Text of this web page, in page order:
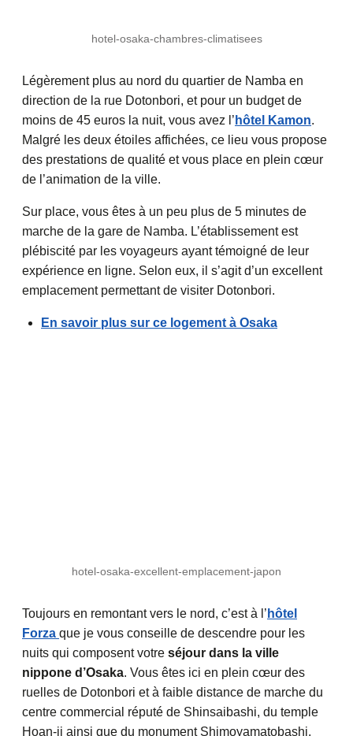
hotel-osaka-chambres-climatisees
Légèrement plus au nord du quartier de Namba en
direction de la rue Dotonbori, et pour un budget de
moins de 45 euros la nuit, vous avez l’ hôtel Kamon.
Malgré les deux étoiles affichées, ce lieu vous propose
des prestations de qualité et vous place en plein cœur
de l’animation de la ville.
Sur place, vous êtes à un peu plus de 5 minutes de
marche de la gare de Namba. L’établissement est
plébiscité par les voyageurs ayant témoigné de leur
expérience en ligne. Selon eux, il s’agit d’un excellent
emplacement permettant de visiter Dotonbori.
En savoir plus sur ce logement à Osaka
hotel-osaka-excellent-emplacement-japon
Toujours en remontant vers le nord, c’est à l’ hôtel
Forza que je vous conseille de descendre pour les
nuits qui composent votre séjour dans la ville
nippone d’Osaka. Vous êtes ici en plein cœur des
ruelles de Dotonbori et à faible distance de marche du
centre commercial réputé de Shinsaibashi, du temple
Hoan-ji ainsi que du monument Shimoyamatobashi.